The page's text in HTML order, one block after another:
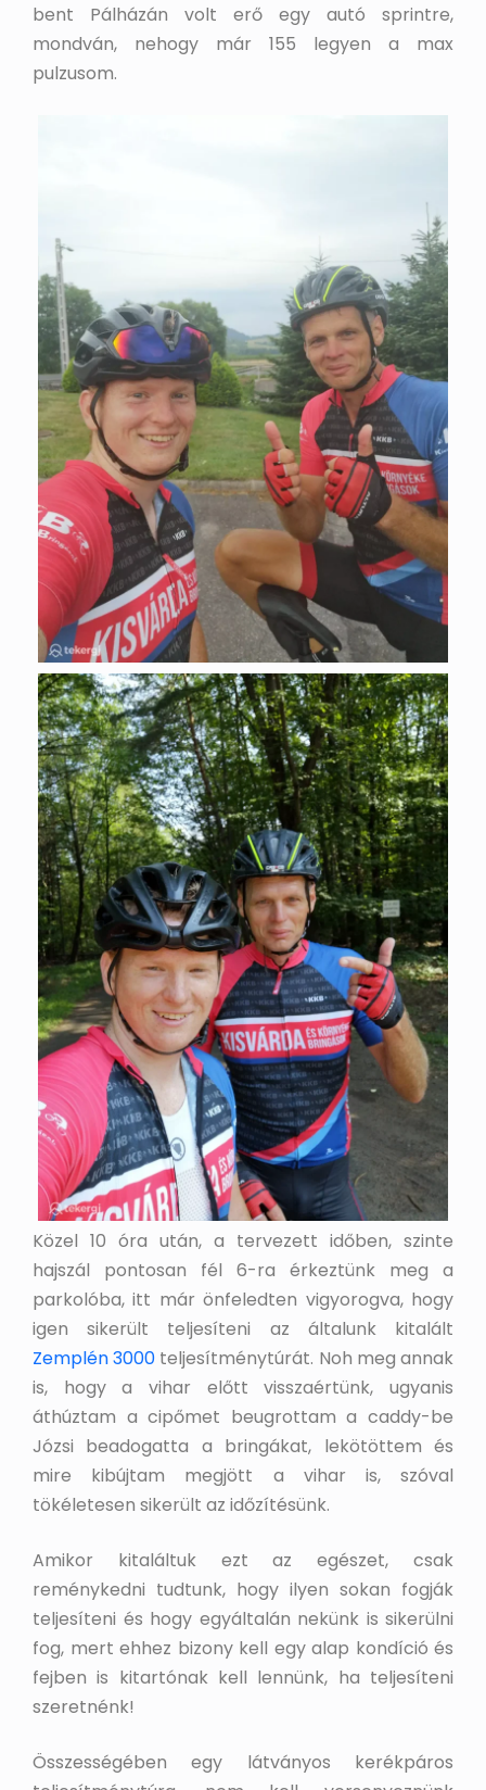
bent Pálházán volt erő egy autó sprintre,
mondván, nehogy már 155 legyen a max
pulzusom.
Közel 10 óra után, a tervezett időben, szinte
hajszál pontosan fél 6-ra érkeztünk meg a
parkolóba, itt már önfeledten vigyorogva, hogy
igen sikerült teljesíteni az általunk kitalált
Zemplén 3000 teljesítménytúrát. Noh meg annak
is, hogy a vihar előtt visszaértünk, ugyanis
áthúztam a cipőmet beugrottam a caddy-be
Józsi beadogatta a bringákat, lekötöttem és
mire kibújtam megjött a vihar is, szóval
tökéletesen sikerült az időzítésünk.
Amikor kitaláltuk ezt az egészet, csak
reménykedni tudtunk, hogy ilyen sokan fogják
teljesíteni és hogy egyáltalán nekünk is sikerülni
fog, mert ehhez bizony kell egy alap kondíció és
fejben is kitartónak kell lennünk, ha teljesíteni
szeretnénk!
Összességében egy látványos kerékpáros